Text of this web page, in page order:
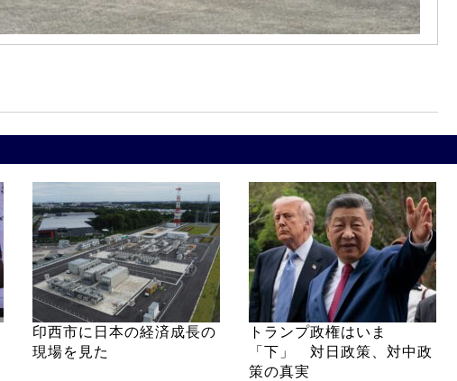
印西市に日本の経済成長の
現場を見た
トランプ政権はいま
「下」 対日政策、対中政
策の真実